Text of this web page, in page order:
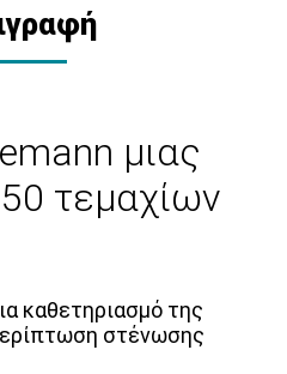
μιας
τεμαχίων
καθετηριασμό της
στένωσης